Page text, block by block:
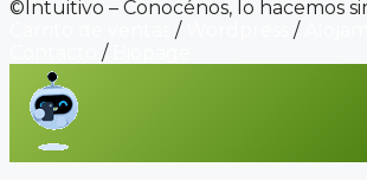
©Intuitivo – Conocénos, lo hacemos
/ /
/